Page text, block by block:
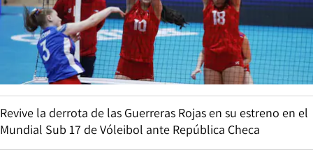
Revive la derrota de las Guerreras Rojas en su estreno en el
Mundial Sub 17 de Vóleibol ante República Checa